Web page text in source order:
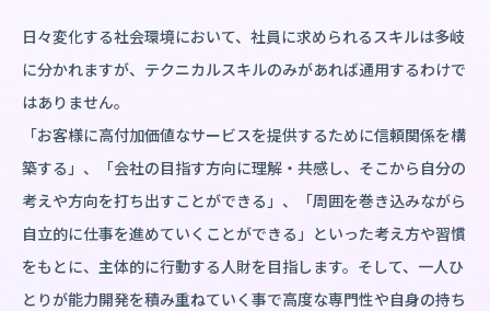
日々変化する社会環境において、社員に求められるスキルは多岐
に分かれますが、テクニカルスキルのみがあれば通用するわけで
はありません。
「お客様に高付加価値なサービスを提供するために信頼関係を構
築する」、「会社の目指す方向に理解・共感し、そこから自分の
考えや方向を打ち出すことができる」、「周囲を巻き込みながら
自立的に仕事を進めていくことができる」といった考え方や習慣
をもとに、主体的に行動する人財を目指します。そして、一人ひ
とりが能力開発を積み重ねていく事で高度な専門性や自身の持ち